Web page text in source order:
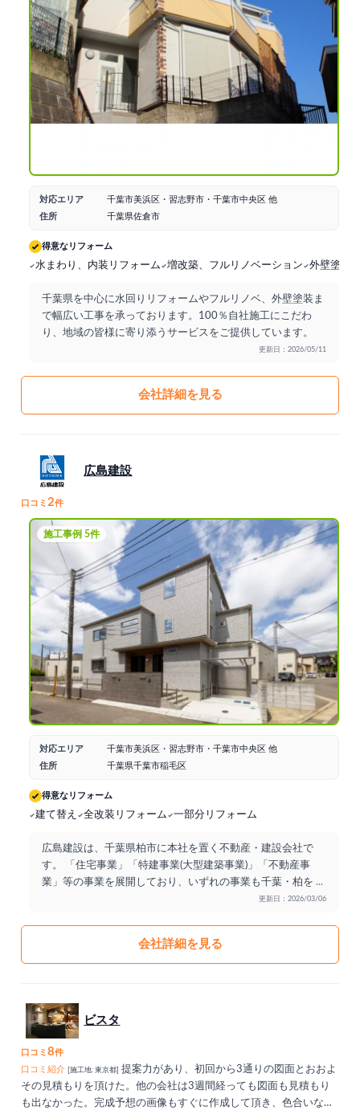
対応エリア
千葉市美浜区・習志野市・千葉市中央区 他
住所
千葉県佐倉市
得意なリフォーム
水まわり、内装リフォーム 増改築、フルリノベーション 外壁塗装
千葉県を中心に水回りリフォームやフルリノベ、外壁塗装ま
で幅広い工事を承っております。100％自社施工にこだわ
り、地域の皆様に寄り添うサービスをご提供しています。
更新日：2026/05/11
会社詳細を見る
広島建設
口コミ2件
施工事例 5件
対応エリア
千葉市美浜区・習志野市・千葉市中央区 他
住所
千葉県千葉市稲毛区
得意なリフォーム
建て替え 全改装リフォーム 一部分リフォーム
広島建設は、千葉県柏市に本社を置く不動産・建設会社で
す。 「住宅事業」「特建事業(大型建築事業)」「不動産事
業」等の事業を展開しており、いずれの事業も千葉・柏を ...
更新日：2026/03/06
会社詳細を見る
ビスタ
口コミ8件
口コミ紹介
[施工地: 東京都]
提案力があり、初回から3通りの図面とおおよ
その見積もりを頂けた。他の会社は3週間経っても図面も見積もり
も出なかった。完成予想の画像もすぐに作成して頂き、色合いなど